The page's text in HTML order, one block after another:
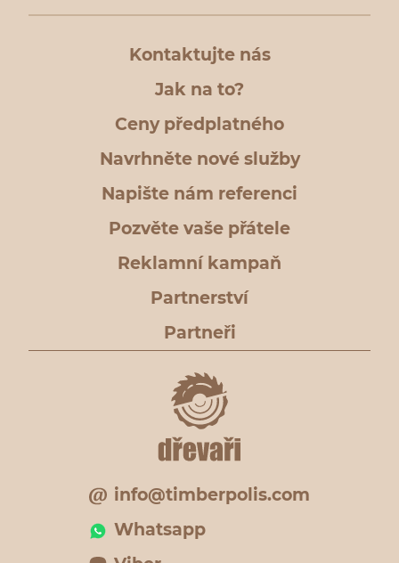
Kontaktujte nás
Jak na to?
Ceny předplatného
Navrhněte nové služby
Napište nám referenci
Pozvěte vaše přátele
Reklamní kampaň
Partnerství
Partneři
info@timberpolis.com
Whatsapp